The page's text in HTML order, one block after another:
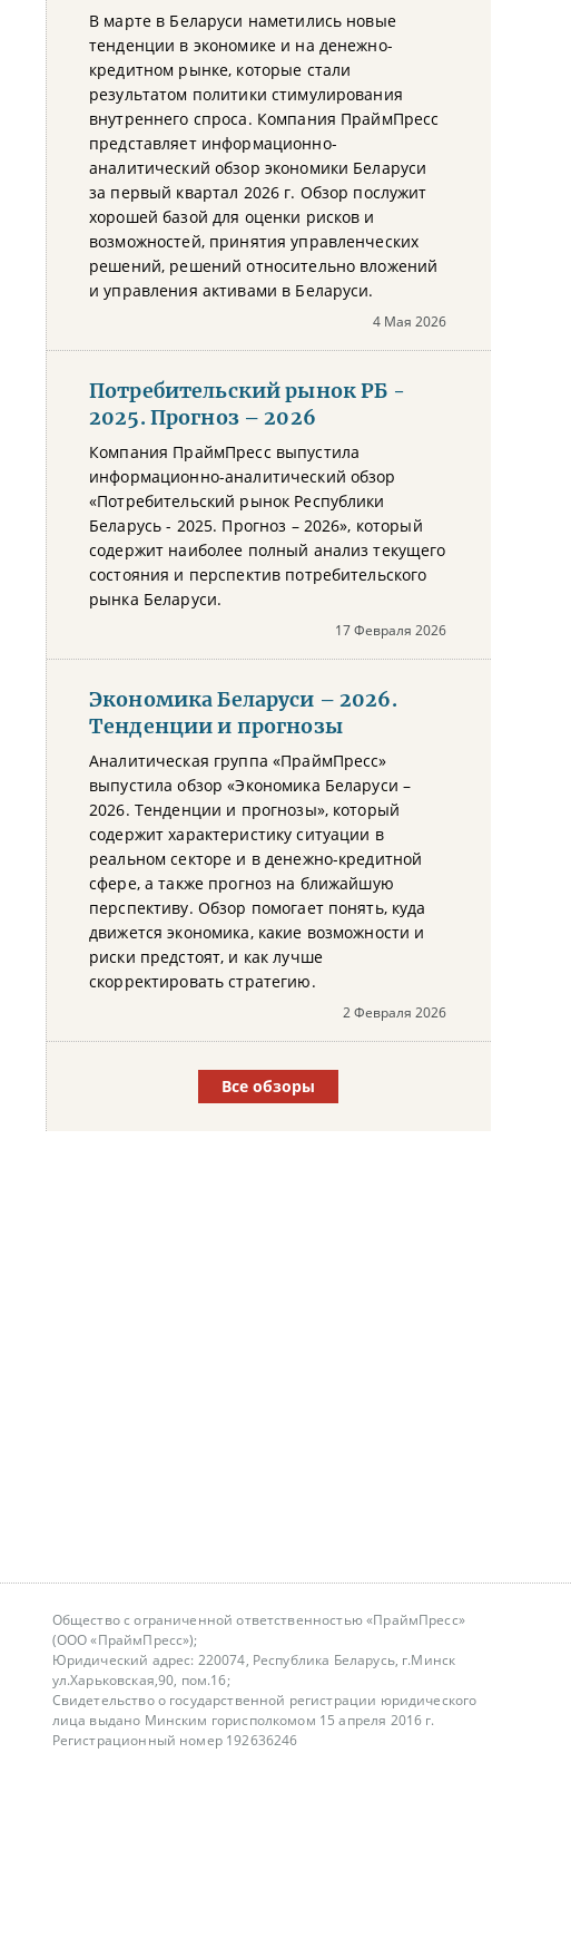
В марте в Беларуси наметились новые
тенденции в экономике и на денежно-
кредитном рынке, которые стали
результатом политики стимулирования
внутреннего спроса. Компания ПраймПресс
представляет информационно-
аналитический обзор экономики Беларуси
за первый квартал 2026 г. Обзор послужит
хорошей базой для оценки рисков и
возможностей, принятия управленческих
решений, решений относительно вложений
и управления активами в Беларуси.
4 Мая 2026
Потребительский рынок РБ -
2025. Прогноз – 2026
Компания ПраймПресс выпустила
информационно-аналитический обзор
«Потребительский рынок Республики
Беларусь - 2025. Прогноз – 2026», который
содержит наиболее полный анализ текущего
состояния и перспектив потребительского
рынка Беларуси.
17 Февраля 2026
Экономика Беларуси – 2026.
Тенденции и прогнозы
Аналитическая группа «ПраймПресс»
выпустила обзор «Экономика Беларуси –
2026. Тенденции и прогнозы», который
содержит характеристику ситуации в
реальном секторе и в денежно-кредитной
сфере, а также прогноз на ближайшую
перспективу. Обзор помогает понять, куда
движется экономика, какие возможности и
риски предстоят, и как лучше
скорректировать стратегию.
2 Февраля 2026
Все обзоры
Общество с ограниченной ответственностью «ПраймПресс»
(ООО «ПраймПресс»);
Юридический адрес: 220074, Республика Беларусь, г.Минск
ул.Харьковская,90, пом.16;
Свидетельство о государственной регистрации юридического
лица выдано Минским горисполкомом 15 апреля 2016 г.
Регистрационный номер 192636246